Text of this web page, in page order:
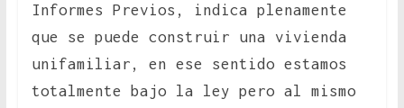
Informes Previos, indica plenamente
que se puede construir una vivienda
unifamiliar, en ese sentido estamos
totalmente bajo la ley pero al mismo